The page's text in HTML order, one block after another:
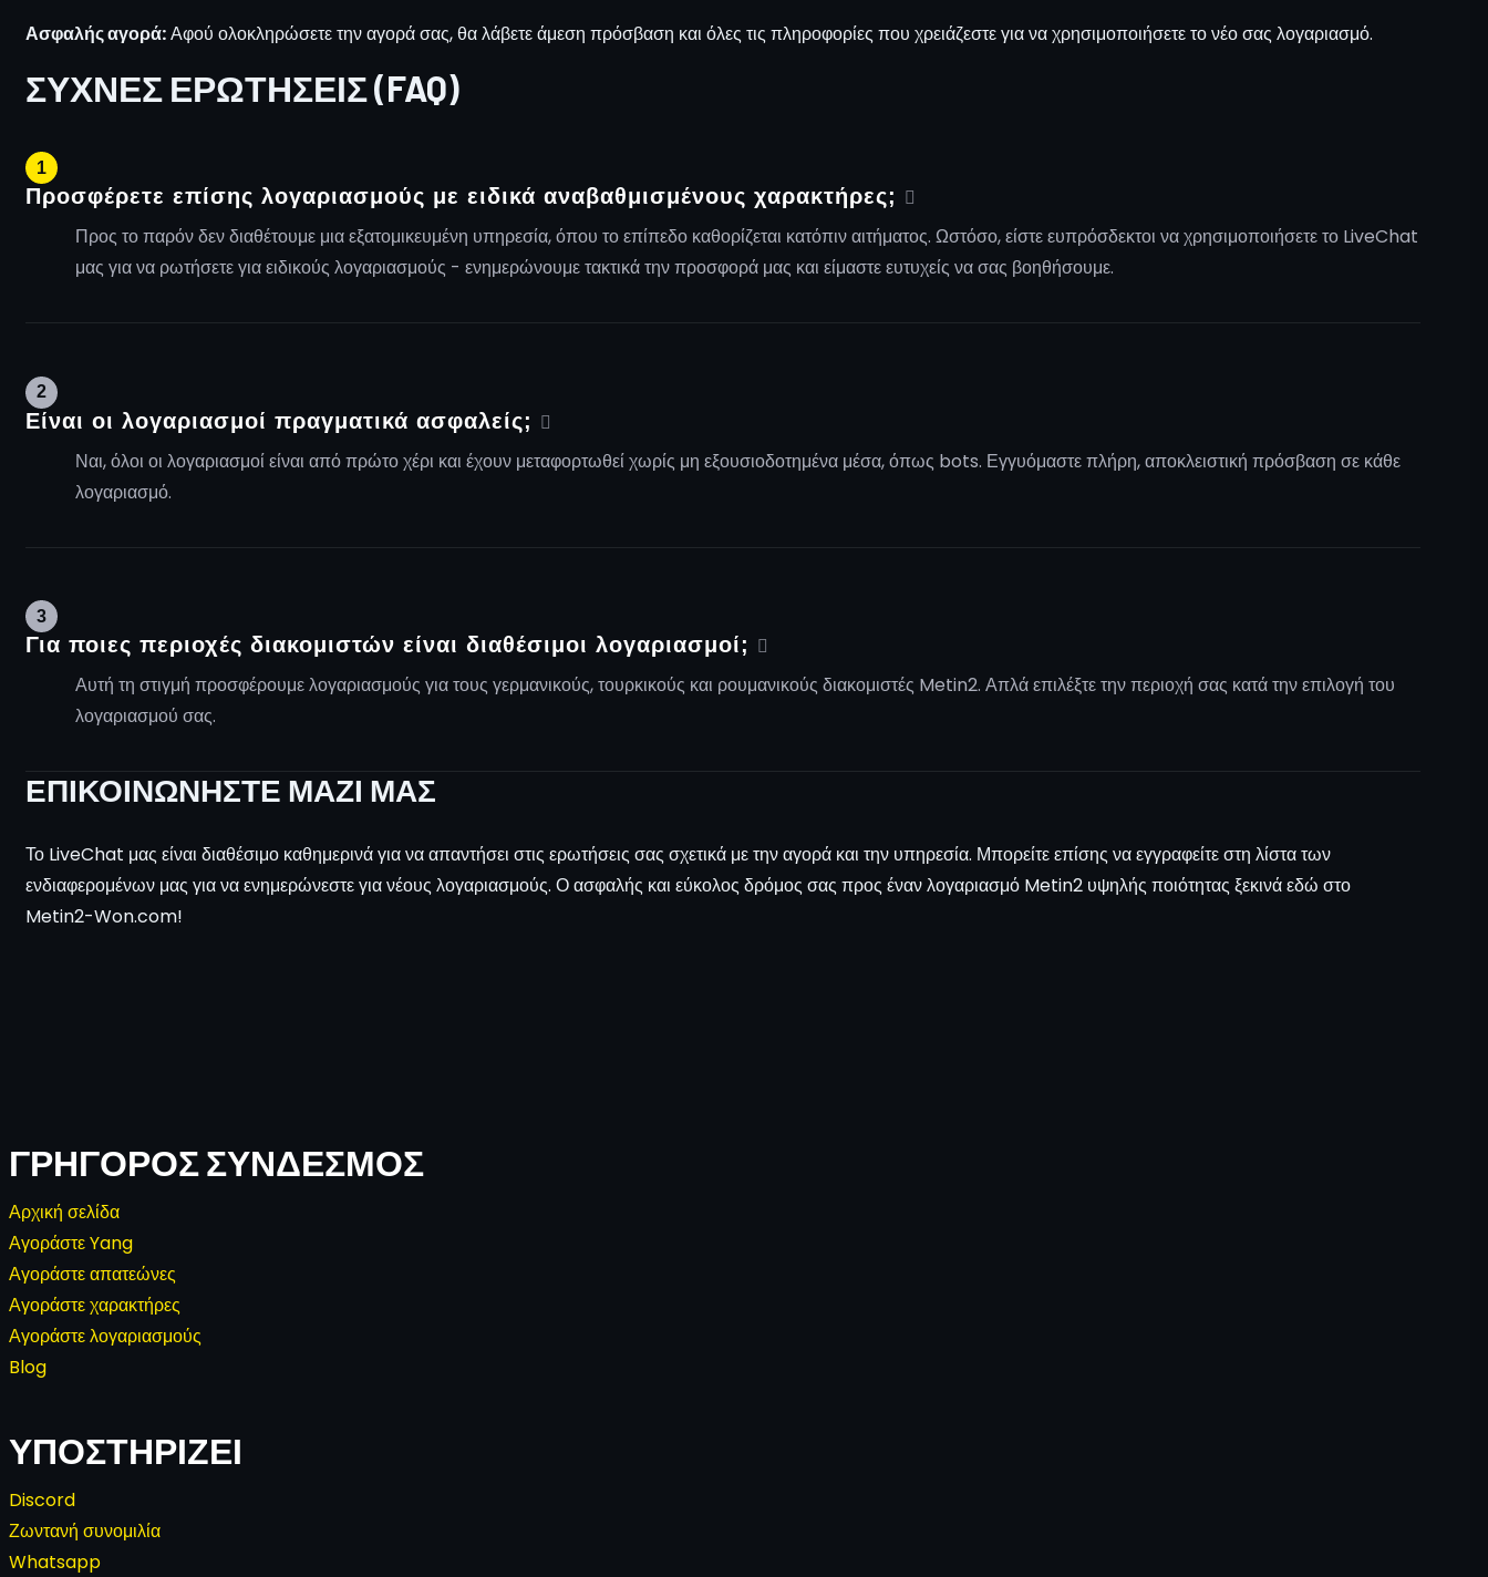
Ασφαλής αγορά:Αφού ολοκληρώσετε την αγορά σας, θα λάβετε άμεση πρόσβαση και όλες τις πληροφορίες που χρειάζεστε για να χρησιμοποιήσετε το νέο σας λογαριασμό.
ΣΥΧΝΈΣ ΕΡΩΤΉΣΕΙΣ (FAQ)
1
Προσφέρετε επίσης λογαριασμούς με ειδικά αναβαθμισμένους χαρακτήρες;
Προς το παρόν δεν διαθέτουμε μια εξατομικευμένη υπηρεσία, όπου το επίπεδο καθορίζεται κατόπιν αιτήματος. Ωστόσο, είστε ευπρόσδεκτοι να χρησιμοποιήσετε το LiveChat
μας για να ρωτήσετε για ειδικούς λογαριασμούς - ενημερώνουμε τακτικά την προσφορά μας και είμαστε ευτυχείς να σας βοηθήσουμε.
2
Είναι οι λογαριασμοί πραγματικά ασφαλείς;
Ναι, όλοι οι λογαριασμοί είναι από πρώτο χέρι και έχουν μεταφορτωθεί χωρίς μη εξουσιοδοτημένα μέσα, όπως bots. Εγγυόμαστε πλήρη, αποκλειστική πρόσβαση σε κάθε
λογαριασμό.
3
Για ποιες περιοχές διακομιστών είναι διαθέσιμοι λογαριασμοί;
Αυτή τη στιγμή προσφέρουμε λογαριασμούς για τους γερμανικούς, τουρκικούς και ρουμανικούς διακομιστές Metin2. Απλά επιλέξτε την περιοχή σας κατά την επιλογή του
λογαριασμού σας.
ΕΠΙΚΟΙΝΩΝΉΣΤΕ ΜΑΖΊ ΜΑΣ
Το LiveChat μας είναι διαθέσιμο καθημερινά για να απαντήσει στις ερωτήσεις σας σχετικά με την αγορά και την υπηρεσία. Μπορείτε επίσης να εγγραφείτε στη λίστα των
ενδιαφερομένων μας για να ενημερώνεστε για νέους λογαριασμούς. Ο ασφαλής και εύκολος δρόμος σας προς έναν λογαριασμό Metin2 υψηλής ποιότητας ξεκινά εδώ στο
Metin2-Won.com!
ΓΡΉΓΟΡΟΣ ΣΎΝΔΕΣΜΟΣ
Αρχική σελίδα
Αγοράστε Yang
Αγοράστε απατεώνες
Αγοράστε χαρακτήρες
Αγοράστε λογαριασμούς
Blog
ΥΠΟΣΤΗΡΊΖΕΙ
Discord
Ζωντανή συνομιλία
Whatsapp